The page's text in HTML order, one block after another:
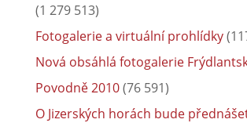
(1 279 513)
Fotogalerie a virtuální prohlídky
Nová obsáhlá fotogalerie
Povodně 2010(76 591)
O Jizerských horách bude